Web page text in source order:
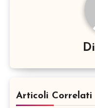
Di
Articoli Correlati